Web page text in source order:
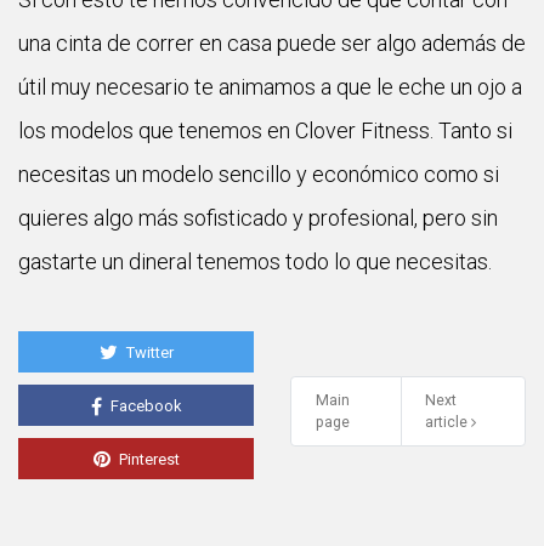
una cinta de correr en casa puede ser algo además de
útil muy necesario te animamos a que le eche un ojo a
los modelos que tenemos en Clover Fitness. Tanto si
necesitas un modelo sencillo y económico como si
quieres algo más sofisticado y profesional, pero sin
gastarte un dineral tenemos todo lo que necesitas.
Twitter
Facebook
Pinterest
Main
page
Next
article